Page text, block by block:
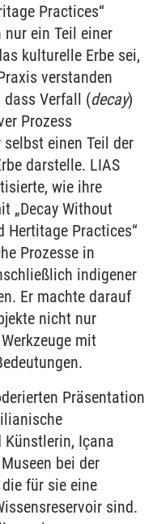
Practices“
ein Teil einer
kulturelle Erbe sei,
verstanden
dass Verfall (decay)
Prozess
einen Teil der
darstelle. LIAS
wie ihre
„Decay Without
Hertitage Practices“
Prozesse in
indigener
Er machte darauf
nicht nur
mit
Präsentation
Içana
bei der
für sie eine
sind.